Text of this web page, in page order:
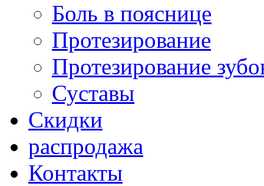
Боль в пояснице
Протезирование
Протезирование
Суставы
Скидки
распродажа
Контакты